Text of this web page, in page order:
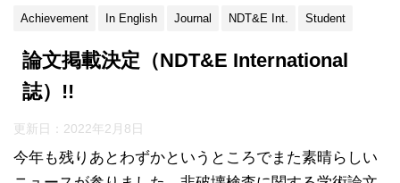
Achievement In English Journal NDT&E Int. Student
論文掲載決定（NDT&E International
誌）!!
更新日： 2022年2月8日
今年も残りあとわずかというところでまた素晴らしい